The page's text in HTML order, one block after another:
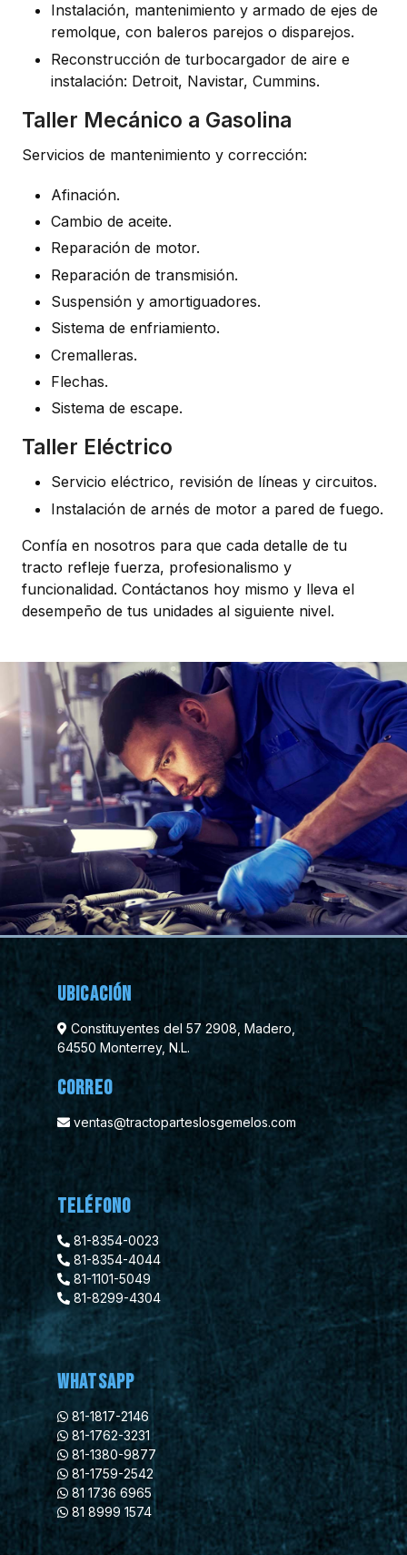
Instalación, mantenimiento y armado de ejes de
remolque, con baleros parejos o disparejos.
Reconstrucción de turbocargador de aire e
instalación: Detroit, Navistar, Cummins.
Taller Mecánico a Gasolina
Servicios de mantenimiento y corrección:
Afinación.
Cambio de aceite.
Reparación de motor.
Reparación de transmisión.
Suspensión y amortiguadores.
Sistema de enfriamiento.
Cremalleras.
Flechas.
Sistema de escape.
Taller Eléctrico
Servicio eléctrico, revisión de líneas y circuitos.
Instalación de arnés de motor a pared de fuego.
Confía en nosotros para que cada detalle de tu
tracto refleje fuerza, profesionalismo y
funcionalidad. Contáctanos hoy mismo y lleva el
desempeño de tus unidades al siguiente nivel.
Ubicación
Constituyentes del 57 2908, Madero,
64550 Monterrey, N.L.
Correo
ventas@tractoparteslosgemelos.com
Teléfono
81-8354-0023
81-8354-4044
81-1101-5049
81-8299-4304
WhatsApp
81-1817-2146
81-1762-3231
81-1380-9877
81-1759-2542
81 1736 6965
81 8999 1574